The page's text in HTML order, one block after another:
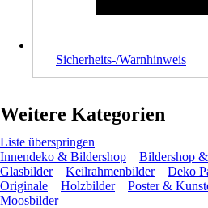
Sicherheits-/Warnhinweis
Weitere Kategorien
Liste überspringen
Innendeko & Bildershop
Bildershop
Glasbilder
Keilrahmenbilder Deko
Originale
Holzbilder Poster &
Moosbilder